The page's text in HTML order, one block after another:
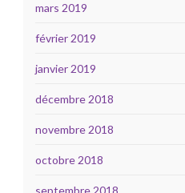
mars 2019
février 2019
janvier 2019
décembre 2018
novembre 2018
octobre 2018
septembre 2018